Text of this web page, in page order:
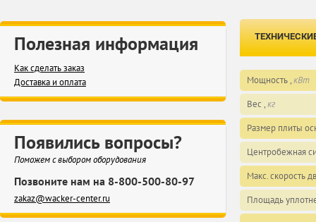
Полезная информация
Как сделать заказ
Доставка и оплата
Появились вопросы?
Поможем с выбором оборудования
Позвоните нам на 8-800-500-80-97
zakaz@wacker-center.ru
Мощность ,кВт
Вес ,кг
Размер плиты
Центробежная
Макс. скорость
Площадь